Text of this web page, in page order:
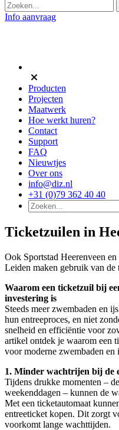
Info aanvraag
Producten
Projecten
Maatwerk
Hoe werkt huren?
Contact
Support
FAQ
Nieuwtjes
Over ons
info@diz.nl
+31 (0)79 362 40 40
Ticketzuilen in
Ook Sportstad Heerenveen
Leiden maken gebruik van de
Waarom een ticketzuil bij
investering is
Steeds meer zwembaden en
hun entreeproces, en niet
snelheid en efficiëntie voor
artikel ontdek je waarom een
voor moderne zwembaden en
1. Minder wachtrijen bij de
Tijdens drukke momenten –
weekenddagen – kunnen de
Met een ticketautomaat
entreeticket kopen. Dit zorgt
voorkomt lange wachttijden.